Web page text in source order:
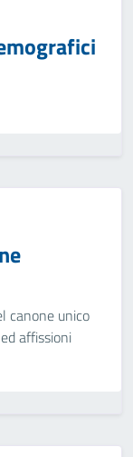
canone unico
affissioni